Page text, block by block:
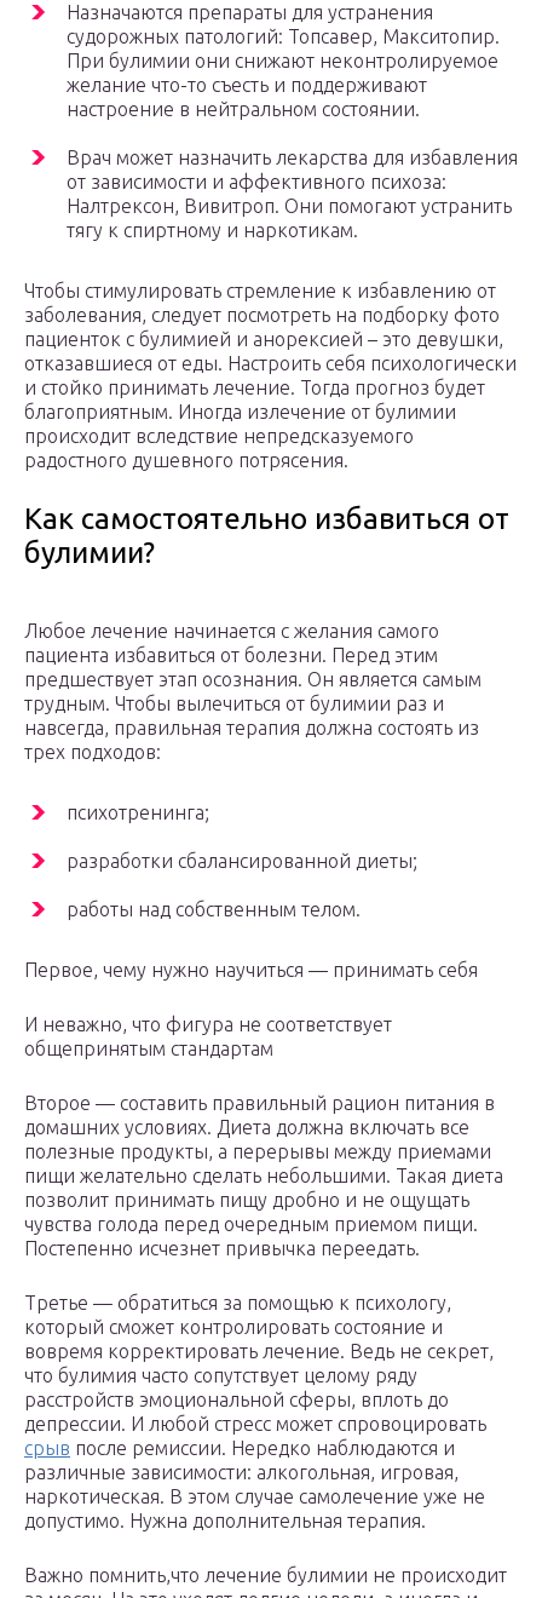
Назначаются препараты для устранения
судорожных патологий: Топсавер, Макситопир.
При булимии они снижают неконтролируемое
желание что-то съесть и поддерживают
настроение в нейтральном состоянии.
Врач может назначить лекарства для избавления
от зависимости и аффективного психоза:
Налтрексон, Вивитроп. Они помогают устранить
тягу к спиртному и наркотикам.
Чтобы стимулировать стремление к избавлению от
заболевания, следует посмотреть на подборку фото
пациенток с булимией и анорексией – это девушки,
отказавшиеся от еды. Настроить себя психологически
и стойко принимать лечение. Тогда прогноз будет
благоприятным. Иногда излечение от булимии
происходит вследствие непредсказуемого
радостного душевного потрясения.
Как самостоятельно избавиться от
булимии?
Любое лечение начинается с желания самого
пациента избавиться от болезни. Перед этим
предшествует этап осознания. Он является самым
трудным. Чтобы вылечиться от булимии раз и
навсегда, правильная терапия должна состоять из
трех подходов:
психотренинга;
разработки сбалансированной диеты;
работы над собственным телом.
Первое, чему нужно научиться — принимать себя
И неважно, что фигура не соответствует
общепринятым стандартам
Второе — составить правильный рацион питания в
домашних условиях. Диета должна включать все
полезные продукты, а перерывы между приемами
пищи желательно сделать небольшими. Такая диета
позволит принимать пищу дробно и не ощущать
чувства голода перед очередным приемом пищи.
Постепенно исчезнет привычка переедать.
Третье — обратиться за помощью к психологу,
который сможет контролировать состояние и
вовремя корректировать лечение. Ведь не секрет,
что булимия часто сопутствует целому ряду
расстройств эмоциональной сферы, вплоть до
депрессии. И любой стресс может спровоцировать
срыв после ремиссии. Нередко наблюдаются и
различные зависимости: алкогольная, игровая,
наркотическая. В этом случае самолечение уже не
допустимо. Нужна дополнительная терапия.
Важно помнить,что лечение булимии не происходит